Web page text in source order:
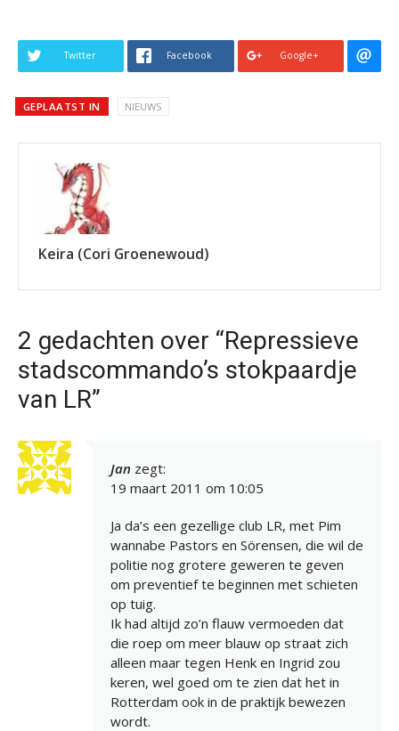
Twitter Facebook Google+
GEPLAATST IN NIEUWS
Keira (Cori Groenewoud)
2 gedachten over “Repressieve
stadscommando’s stokpaardje
van LR”
Jan zegt:
19 maart 2011 om 10:05
Ja da’s een gezellige club LR, met Pim
wannabe Pastors en Sörensen, die wil de
politie nog grotere geweren te geven
om preventief te beginnen met schieten
op tuig.
Ik had altijd zo’n flauw vermoeden dat
die roep om meer blauw op straat zich
alleen maar tegen Henk en Ingrid zou
keren, wel goed om te zien dat het in
Rotterdam ook in de praktijk bewezen
wordt.